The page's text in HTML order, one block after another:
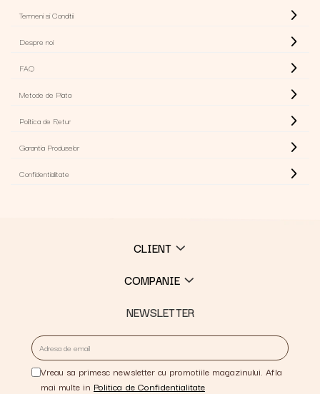
Termeni si Conditii
Despre noi
FAQ
Metode de Plata
Politica de Retur
Garantia Produselor
Confidentialitate
CLIENT
COMPANIE
NEWSLETTER
Vreau sa primesc newsletter cu promotiile magazinului. Afla
mai multe in Politica de Confidentialitate